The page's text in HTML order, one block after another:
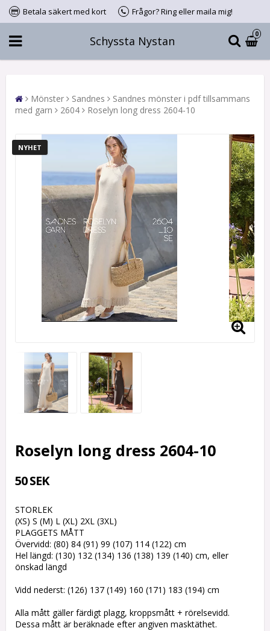
Betala säkert med kort Frågor? Ring eller maila mig!
Schyssta Nystan
0
Mönster Sandnes
Sandnes mönster i pdf tillsammans
med garn
2604 Roselyn long dress 2604-10
NYHET
Roselyn long dress 2604-10
50 SEK
STORLEK
(XS) S (M) L (XL) 2XL (3XL)
PLAGGETS MÅTT
Övervidd: (80) 84 (91) 99 (107) 114 (122) cm
Hel längd: (130) 132 (134) 136 (138) 139 (140) cm, eller
önskad längd
Vidd nederst: (126) 137 (149) 160 (171) 183 (194) cm
Alla mått gäller färdigt plagg, kroppsmått + rörelsevidd.
Dessa mått är beräknade efter angiven masktäthet.